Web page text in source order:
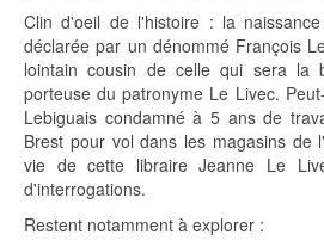
Clin d'oeil de l'histoire : la
déclarée par un dénommé François
lointain cousin de celle qui sera la
porteuse du patronyme Le Livec.
Lebiguais condamné à 5 ans de
Brest pour vol dans les magasins de
vie de cette libraire Jeanne Le
d'interrogations.
Restent notamment à explorer :